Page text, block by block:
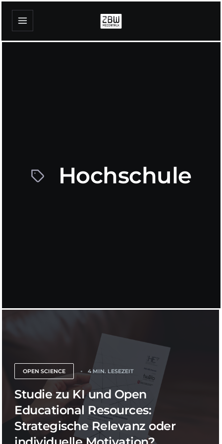
Hochschule
OPEN SCIENCE 4 MIN. LESEZEIT
Studie zu KI und Open
Educational Resources:
Strategische Relevanz oder